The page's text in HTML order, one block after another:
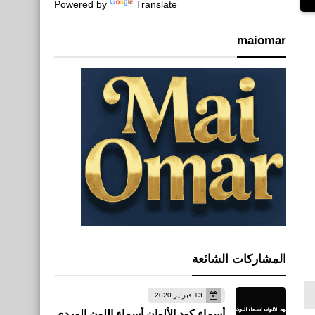
Powered by Translate
maiomar
المشاركات الشائعة
13 فبراير 2020